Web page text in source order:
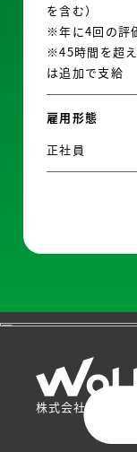
を含む）
※年に4回の評
※45時間を超
は追加で支給
雇用形態
正社員
株式会社ウォリ